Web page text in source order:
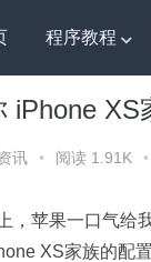
程序教程
告诉你 iPhone XS
iPhone XS
讯 • 阅读 1.91K •
，苹果一口气给
XS家族的配